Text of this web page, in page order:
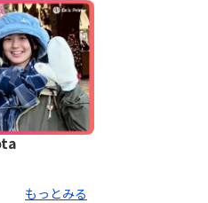
もっとみる